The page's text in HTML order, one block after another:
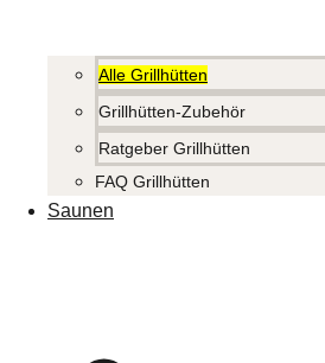
Alle Grillhütten
Grillhütten-Zubehör
Ratgeber Grillhütten
FAQ Grillhütten
Saunen